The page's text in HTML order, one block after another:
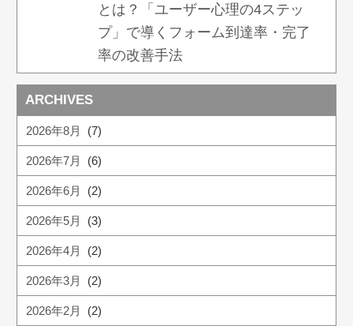
とは？「ユーザー心理の4ステッ
プ」で導くフォーム到達率・完了
率の改善手法
ARCHIVES
2026年8月 (7)
2026年7月 (6)
2026年6月 (2)
2026年5月 (3)
2026年4月 (2)
2026年3月 (2)
2026年2月 (2)